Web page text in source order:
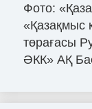
Фото:
«Қазақмыс
төрағасы
ӘКК» АҚ